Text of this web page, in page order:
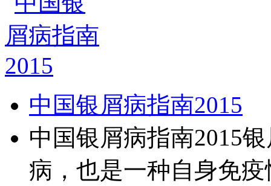
中国银屑病指南2015
中国银屑病指南2015
病，也是一种自身免